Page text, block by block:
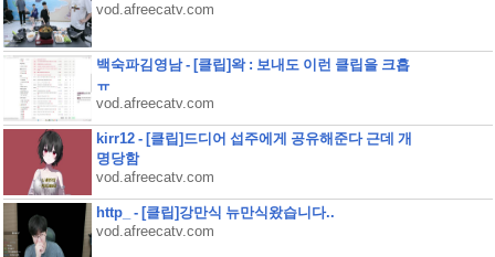
vod.afreecatv.com
백숙파김영남 - [클립]왁 : 보내도 이런 클립을 크흡
ㅠ
vod.afreecatv.com
kirr12 - [클립]드디어 섭주에게 공유해준다 근데 개
명당함
vod.afreecatv.com
http_ - [클립]강만식 뉴만식왔습니다..
vod.afreecatv.com